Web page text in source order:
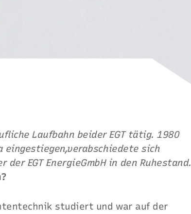
Laufbahn beider EGT tätig. 1980
eingestiegen,verabschiedete sich
der EGT EnergieGmbH in den Ruhestand.
studiert und war auf der